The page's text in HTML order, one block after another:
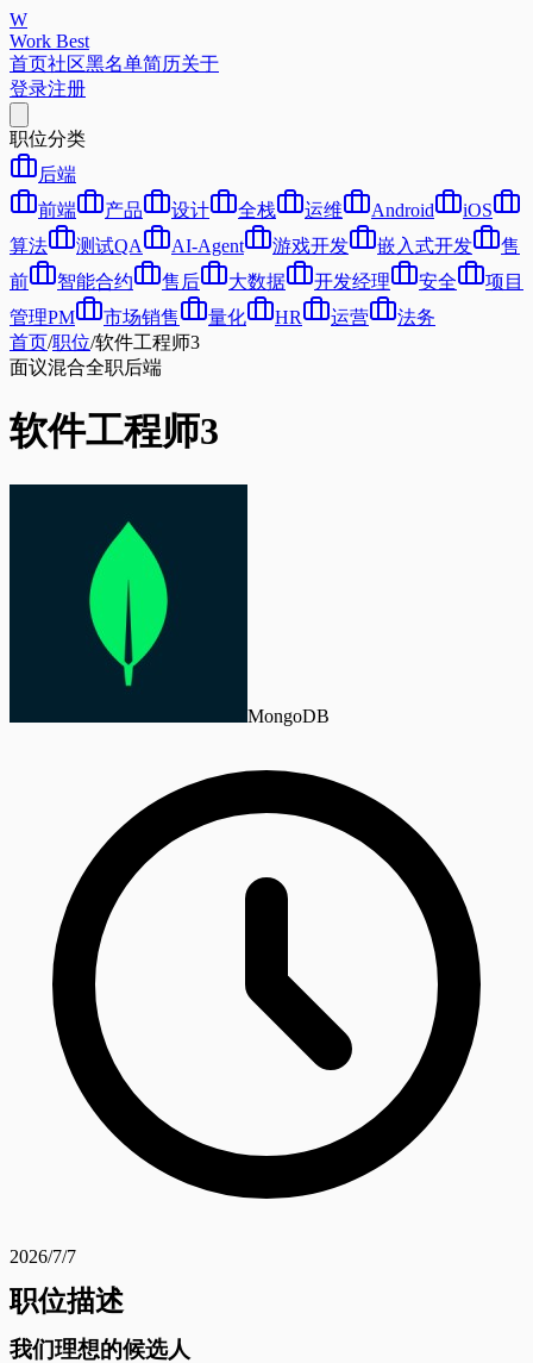
W
Work Best
首页社区黑名单简历关于
登录注册
职位分类
后端
前端
产品 设计 全栈 运维 Android
iOS
算法
测试QA AI-Agent 游戏开发 嵌入式开发
售
前
智能合约 售后 大数据 开发经理 安全
项目
管理PM
市场销售 量化 HR 运营
法务
首页/职位/软件工程师3
面议混合全职后端
软件工程师3
MongoDB
2026/7/7
职位描述
我们理想的候选人